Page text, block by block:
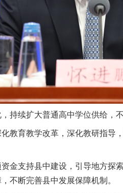
续扩大普通高中学位供给，不
育教学改革，深化教研指导
支持县中建设，引导地方探索
不断完善县中发展保障机制。
一批国家标准开始
以产业富民促振